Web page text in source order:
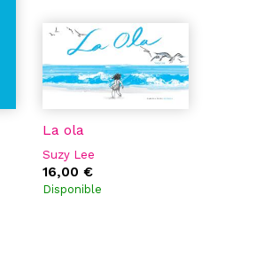
La ola
Suzy Lee
16,00 €
Disponible